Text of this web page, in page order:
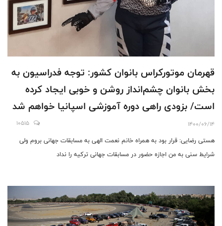
قهرمان موتورکراس بانوان کشور: توجه فدراسیون به
بخش بانوان چشم‌انداز روشن و خوبی ایجاد کرده
است/ بزودی راهی دوره آموزشی اسپانیا خواهم شد
1400/06/14
10515
هستی رضایی: قرار بود به همراه خانم نعمت الهی به مسابقات جهانی بروم ولی
شرایط سنی به من اجازه حضور در مسابقات جهانی ترکیه را نداد